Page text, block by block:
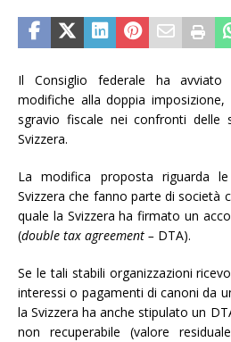
Il Consiglio federale ha avviato
modifiche alla doppia
sgravio fiscale nei confronti delle
Svizzera.
La modifica proposta riguarda
Svizzera che fanno parte di società
quale la Svizzera ha firmato un
(double tax agreement – DTA).
Se le tali stabili organizzazioni
interessi o pagamenti di canoni da
la Svizzera ha anche stipulato un
non recuperabile (valore